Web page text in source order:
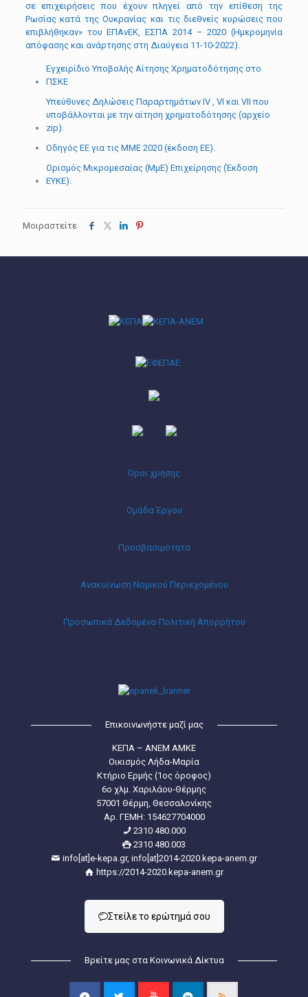
σε επιχειρήσεις που έχουν πληγεί από την επίθεση της
Ρωσίας κατά της Ουκρανίας και τις διεθνείς κυρώσεις που
επιβλήθηκαν» του ΕΠΑνΕΚ, ΕΣΠΑ 2014 – 2020 (Ημερομηνία
απόφασης και ανάρτησης στη Διαύγεια 11-10-2022).
Εγχειρίδιο Υποβολής Αίτησης Χρηματοδότησης στο
ΠΣΚΕ
Yπεύθυνες Δηλώσεις Παραρτημάτων ΙV , VI και VII που
υποβάλλονται με την αίτηση χρηματοδότησης (αρχείο
zip).
Οδηγός ΕΕ για τις ΜΜΕ 2020 (έκδοση ΕΕ).
Ορισμός Μικρομεσαίας (ΜμΕ) Επιχείρησης (Έκδοση
ΕΥΚΕ).
Μοιραστείτε
Όροι χρήσης
Ομάδα Έργου
Προσβασιμότητα
Ανακοίνωση Νομικού Περιεχομένου
Προσωπικά Δεδομένα-Πολιτική Απορρήτου
Επικοινωνήστε μαζί μας
ΚΕΠΑ – ΑΝΕΜ ΑΜΚΕ
Οικισμός Λήδα-Μαρία
Κτήριο Ερμής (1ος όροφος)
6ο χλμ. Χαριλάου-Θέρμης
57001 Θέρμη, Θεσσαλονίκης
Aρ. ΓΕΜΗ: 154627704000
2310 480.000
2310 480.003
info[at]e-kepa.gr, info[at]2014-2020.kepa-anem.gr
https://2014-2020.kepa-anem.gr
Στείλε τo ερώτημά σου
Βρείτε μας στα Κοινωνικά Δίκτυα